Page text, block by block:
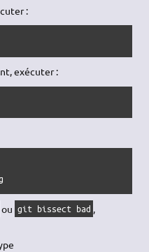
:
exécuter :
ou git bissect bad ,